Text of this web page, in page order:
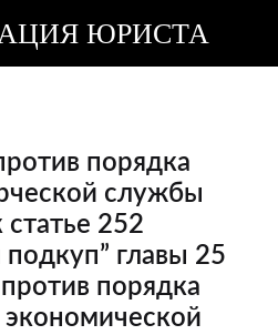
ЮРИСТА
порядка
службы
252
главы 25
порядка